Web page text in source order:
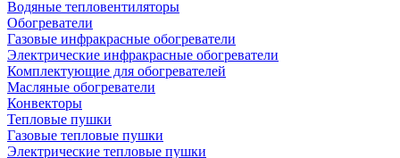
Водяные тепловентиляторы
Обогреватели
Газовые инфракрасные обогреватели
Электрические инфракрасные обогреватели
Комплектующие для обогревателей
Масляные обогреватели
Конвекторы
Тепловые пушки
Газовые тепловые пушки
Электрические тепловые пушки